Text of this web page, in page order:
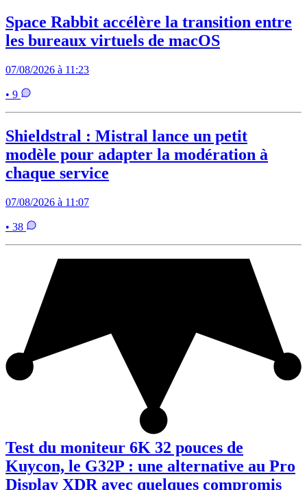
Space Rabbit accélère la transition entre
les bureaux virtuels de macOS
07/08/2026 à 11:23
• 9
Shieldstral : Mistral lance un petit
modèle pour adapter la modération à
chaque service
07/08/2026 à 11:07
• 38
Test du moniteur 6K 32 pouces de
Kuycon, le G32P : une alternative au Pro
Display XDR avec quelques compromis